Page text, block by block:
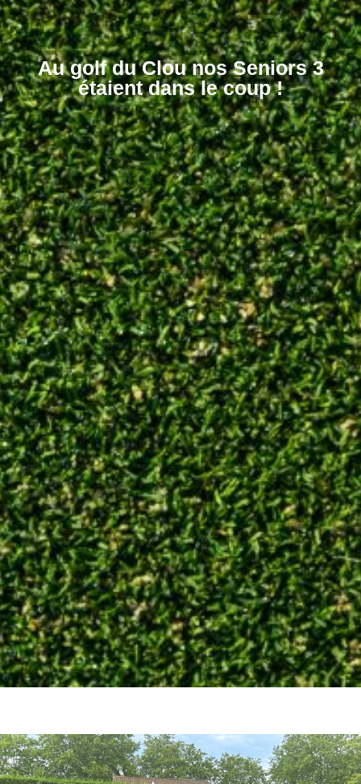
Au golf du Clou nos Seniors 3
étaient dans le coup !